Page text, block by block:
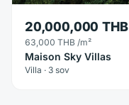
20,000,000 THB
63,000 THB /m²
Maison Sky Villas
Villa · 3 sov